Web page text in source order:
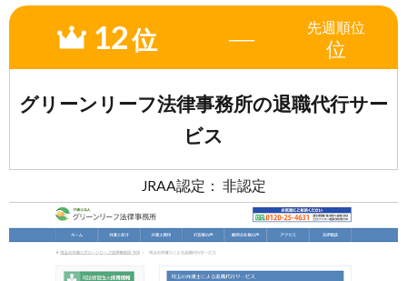
12位 ― 先週順位
位
グリーンリーフ法律事務所の退職代行サー
ビス
JRAA認定： 非認定